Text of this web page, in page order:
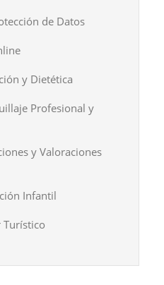
de Datos
y Dietética
Profesional y
y Valoraciones
Infantil
Turístico